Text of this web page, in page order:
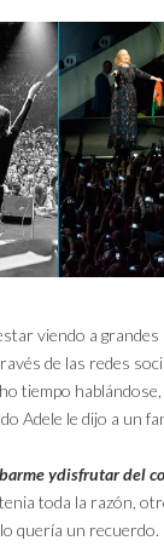
viendo a
de las redes
tiempo
Adele le dijo a un
ydisfrutardel
toda la razón,
quería un recuerdo.